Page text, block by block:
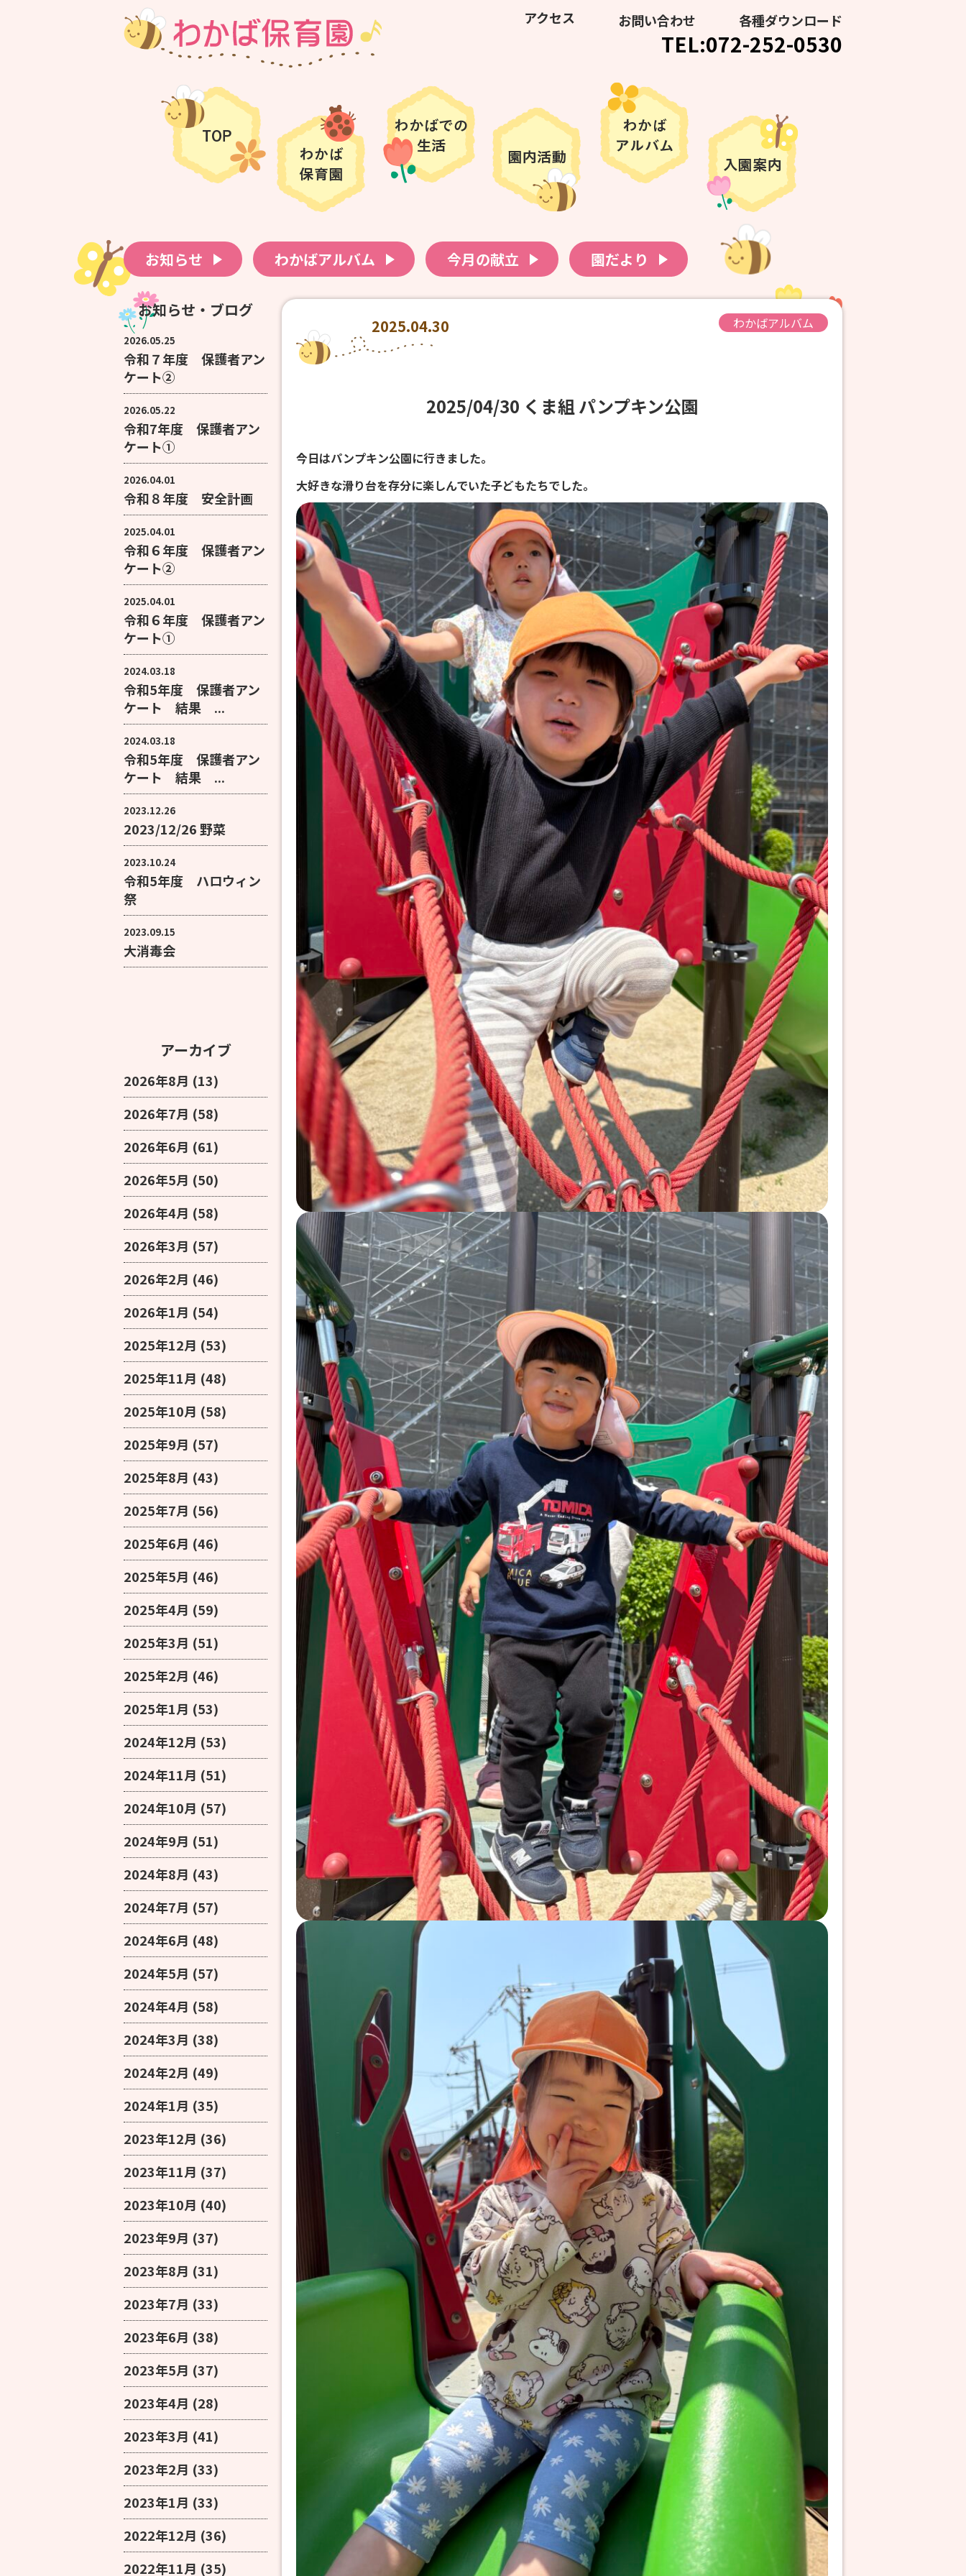
アクセス お問い合わせ 各種ダウンロード
TEL:072-252-0530
お知らせ わかばアルバム 今月の献立 園だより
お知らせ・ブログ
2026.05.25
令和７年度 保護者アン
ケート②
2026.05.22
令和7年度 保護者アン
ケート①
2026.04.01
令和８年度 安全計画
2025.04.01
令和６年度 保護者アン
ケート②
2025.04.01
令和６年度 保護者アン
ケート①
2024.03.18
令和5年度 保護者アン
ケート 結果 ...
2024.03.18
令和5年度 保護者アン
ケート 結果 ...
2023.12.26
2023/12/26 野菜
2023.10.24
令和5年度 ハロウィン
祭
2023.09.15
大消毒会
アーカイブ
2026年8月 (13)
2026年7月 (58)
2026年6月 (61)
2026年5月 (50)
2026年4月 (58)
2026年3月 (57)
2026年2月 (46)
2026年1月 (54)
2025年12月 (53)
2025年11月 (48)
2025年10月 (58)
2025年9月 (57)
2025年8月 (43)
2025年7月 (56)
2025年6月 (46)
2025年5月 (46)
2025年4月 (59)
2025年3月 (51)
2025年2月 (46)
2025年1月 (53)
2024年12月 (53)
2024年11月 (51)
2024年10月 (57)
2024年9月 (51)
2024年8月 (43)
2024年7月 (57)
2024年6月 (48)
2024年5月 (57)
2024年4月 (58)
2024年3月 (38)
2024年2月 (49)
2024年1月 (35)
2023年12月 (36)
2023年11月 (37)
2023年10月 (40)
2023年9月 (37)
2023年8月 (31)
2023年7月 (33)
2023年6月 (38)
2023年5月 (37)
2023年4月 (28)
2023年3月 (41)
2023年2月 (33)
2023年1月 (33)
2022年12月 (36)
2022年11月 (35)
2025.04.30 わかばアルバム
2025/04/30 くま組 パンプキン公園
今日はパンプキン公園に行きました。
大好きな滑り台を存分に楽しんでいた子どもたちでした。